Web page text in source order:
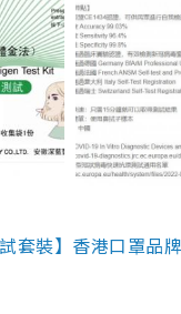
套裝】香港口罩